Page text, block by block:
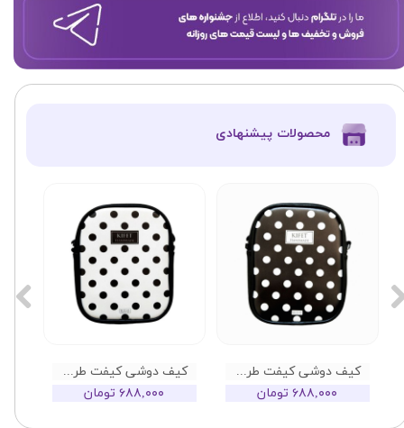
کیف دوشی کیفت طرح توپی زمینه سفید
۶۸۸,۰۰۰ تومان
کیف دوشی کیفت طرح توپی زمینه مشکی
۶۸۸,۰۰۰ تومان
​محصولات پیشنهادی